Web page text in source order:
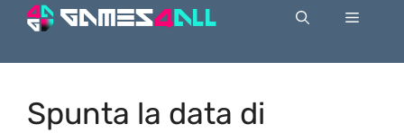
Menu
Spunta la data di